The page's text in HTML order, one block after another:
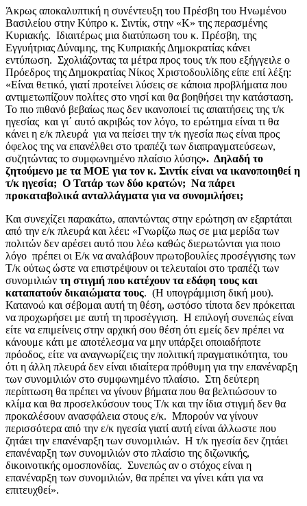
Άκρως αποκαλυπτική η συνέντευξη του Πρέσβη του Ηνωμένου
Βασιλείου στην Κύπρο κ. Σιντίκ, στην «Κ» της περασμένης
Κυριακής. Ιδιαιτέρως μια διατύπωση του κ. Πρέσβη, της
Εγγυήτριας Δύναμης, της Κυπριακής Δημοκρατίας κάνει
εντύπωση. Σχολιάζοντας τα μέτρα προς τους τ/κ που εξήγγειλε ο
Πρόεδρος της Δημοκρατίας Νίκος Χριστοδουλίδης είπε επί λέξη:
«Είναι θετικό, γιατί προτείνει λύσεις σε κάποια προβλήματα που
αντιμετωπίζουν πολίτες στο νησί και θα βοηθήσει την κατάσταση.
Το πιο πιθανό βεβαίως πως δεν ικανοποιεί τις απαιτήσεις της τ/κ
ηγεσίας και γι΄ αυτό ακριβώς τον λόγο, το ερώτημα είναι τι θα
κάνει η ε/κ πλευρά για να πείσει την τ/κ ηγεσία πως είναι προς
όφελος της να επανέλθει στο τραπέζι των διαπραγματεύσεων,
συζητώντας το συμφωνημένο πλαίσιο λύσης». Δηλαδή το
ζητούμενο με τα ΜΟΕ για τον κ. Σιντίκ είναι να ικανοποιηθεί η
τ/κ ηγεσία; Ο Τατάρ των δύο κρατών; Να πάρει
προκαταβολικά ανταλλάγματα για να συνομιλήσει;
Και συνεχίζει παρακάτω, απαντώντας στην ερώτηση αν εξαρτάται
από την ε/κ πλευρά και λέει: «Γνωρίζω πως σε μια μερίδα των
πολιτών δεν αρέσει αυτό που λέω καθώς διερωτώνται για ποιο
λόγο πρέπει οι Ε/κ να αναλάβουν πρωτοβουλίες προσέγγισης των
Τ/κ ούτως ώστε να επιστρέψουν οι τελευταίοι στο τραπέζι των
συνομιλιών τη στιγμή που κατέχουν τα εδάφη τους και
καταπατούν δικαιώματα τους. (Η υπογράμμιση δική μου).
Κατανοώ και σέβομαι αυτή τη θέση, ωστόσο τίποτα δεν πρόκειται
να προχωρήσει με αυτή τη προσέγγιση. Η επιλογή συνεπώς είναι
είτε να επιμείνεις στην αρχική σου θέση ότι εμείς δεν πρέπει να
κάνουμε κάτι με αποτέλεσμα να μην υπάρξει οποιαδήποτε
πρόοδος, είτε να αναγνωρίζεις την πολιτική πραγματικότητα, του
ότι η άλλη πλευρά δεν είναι ιδιαίτερα πρόθυμη για την επανέναρξη
των συνομιλιών στο συμφωνημένο πλαίσιο. Στη δεύτερη
περίπτωση θα πρέπει να γίνουν βήματα που θα βελτιώσουν το
κλίμα και θα προσελκύσουν τους Τ/κ και την ίδια στιγμή δεν θα
προκαλέσουν ανασφάλεια στους ε/κ. Μπορούν να γίνουν
περισσότερα από την ε/κ ηγεσία γιατί αυτή είναι άλλωστε που
ζητάει την επανέναρξη των συνομιλιών. Η τ/κ ηγεσία δεν ζητάει
επανέναρξη των συνομιλιών στο πλαίσιο της διζωνικής,
δικοινοτικής ομοσπονδίας. Συνεπώς αν ο στόχος είναι η
επανέναρξη των συνομιλιών, θα πρέπει να γίνει κάτι για να
επιτευχθεί».